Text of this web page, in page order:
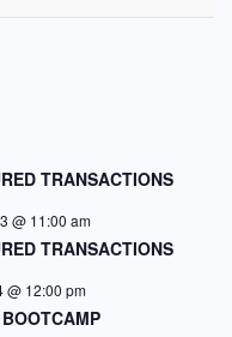
TRANSACTIONS
@ 11:00 am
TRANSACTIONS
@ 12:00 pm